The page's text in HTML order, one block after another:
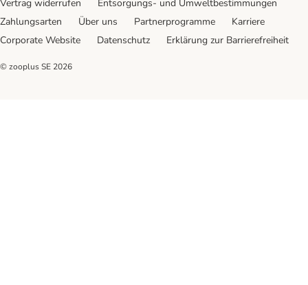
Vertrag widerrufen
Entsorgungs- und Umweltbestimmungen
Zahlungsarten
Über uns Partnerprogramme
Karriere
Corporate Website
Datenschutz Erklärung zur Barrierefreiheit
© zooplus SE 2026